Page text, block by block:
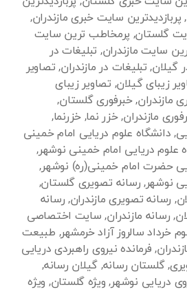
, پربازدیدترین سایت خبری مازندران,
گلستان, پرمخاطب ترین سایت
سایت مازندران, تبلیغات در
گیلان, تبلیغات در مازندران, تصاویر
زیبای گیلان, تصاویر زیبای
مازندران,خبرفوری گلستان,
مازندران,خزر نما, خزرنما,
, دانشگاه علوم دریایی امام خمینی
علوم دریایی امام خمینی نوشهر,
حضرت امام خمینی(ره) نوشهر,
نوشهر, رسانه تصویری گلستان,
, رسانه تصویری مازندران, رسانه
, رسانه مازندران, سایت اختصاصی
خرداد سالروز آزاد خرمشهر, طبیعت
, فرمانده نیروی راهبردی دریایی
,گلستان رسانه, گیلان رسانه,
دریایی نوشهر, ویژه گلستان, ویژه